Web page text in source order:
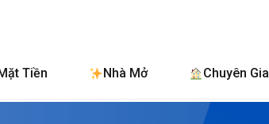
Tiền Nhà Mở Chuyên Gia